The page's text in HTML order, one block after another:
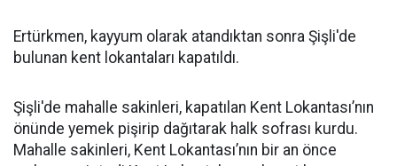
Ertürkmen, kayyum olarak atandıktan sonra Şişli'de
bulunan kent lokantaları kapatıldı.
Şişli'de mahalle sakinleri, kapatılan Kent Lokantası’nın
önünde yemek pişirip dağıtarak halk sofrası kurdu.
Mahalle sakinleri, Kent Lokantası’nın bir an önce